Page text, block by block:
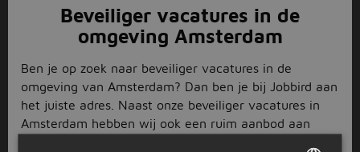
Beveiliger vacatures in de
omgeving Amsterdam
Ben je op zoek naar beveiliger vacatures in de
omgeving van Amsterdam? Dan ben je bij Jobbird aan
het juiste adres. Naast onze beveiliger vacatures in
Amsterdam hebben wij ook een ruim aanbod aan